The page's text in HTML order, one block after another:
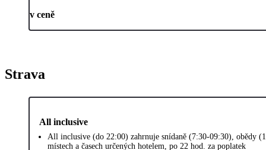
v ceně
Strava
All inclusive
All inclusive (do 22:00) zahrnuje snídaně (7:30-09:30), obědy
místech a časech určených hotelem, po 22 hod. za poplatek